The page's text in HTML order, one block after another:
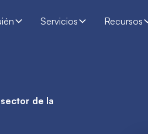
Servicios Recursos
de la